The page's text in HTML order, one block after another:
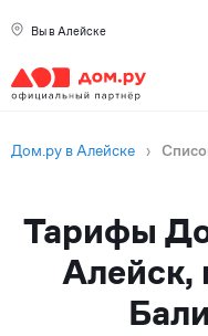
Вы в Алейске
Дом.ру в Алейске ›
Тарифы
Алейск,